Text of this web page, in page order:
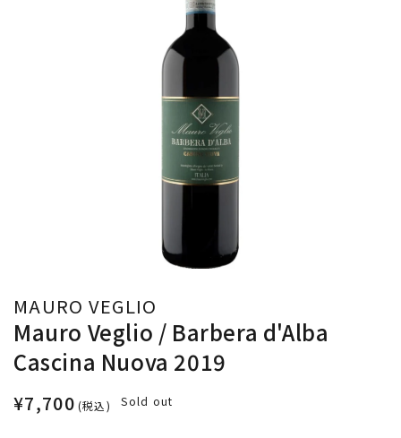
MAURO VEGLIO
Mauro Veglio / Barbera d'Alba
Cascina Nuova 2019
¥7,700 (税込) Sold out